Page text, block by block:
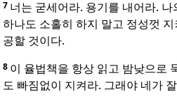
7 너는 굳세어라. 용기를 내어라.
하나도 소홀히 하지 말고 정성껏
공할 것이다.
8 이 율법책을 항상 읽고 밤낮으로
도 빠짐없이 지켜라. 그래야 네가